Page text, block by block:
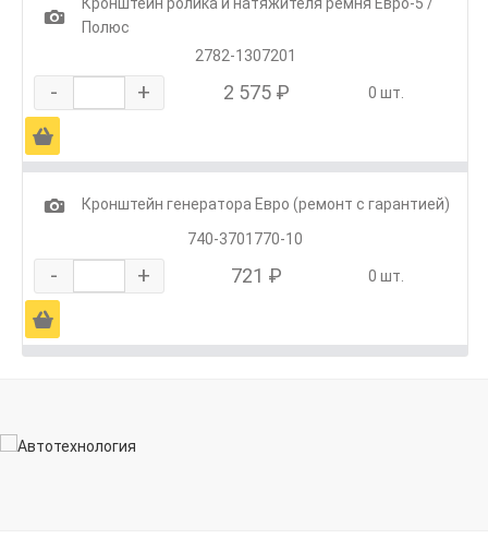
1
Кронштейн ролика и натяжителя ремня Евро-5 /
Полюс
2782-1307201
- + 2 575 ₽ 0 шт.
Ä
1
Кронштейн генератора Евро (ремонт с гарантией)
740-3701770-10
- + 721 ₽ 0 шт.
Ä